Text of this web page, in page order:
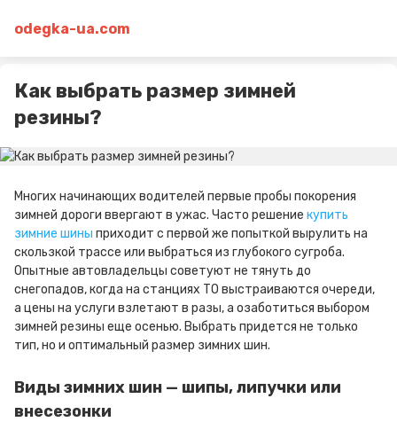
odegka-ua.com
Как выбрать размер зимней
резины?
Многих начинающих водителей первые пробы покорения
зимней дороги ввергают в ужас. Часто решение купить
зимние шины приходит с первой же попыткой вырулить на
скользкой трассе или выбраться из глубокого сугроба.
Опытные автовладельцы советуют не тянуть до
снегопадов, когда на станциях ТО выстраиваются очереди,
а цены на услуги взлетают в разы, а озаботиться выбором
зимней резины еще осенью. Выбрать придется не только
тип, но и оптимальный размер зимних шин.
Виды зимних шин — шипы, липучки или
внесезонки